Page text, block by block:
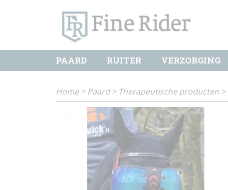
PAARD RUITER VERZORGING
Home>Paard> Therapeutische producten >